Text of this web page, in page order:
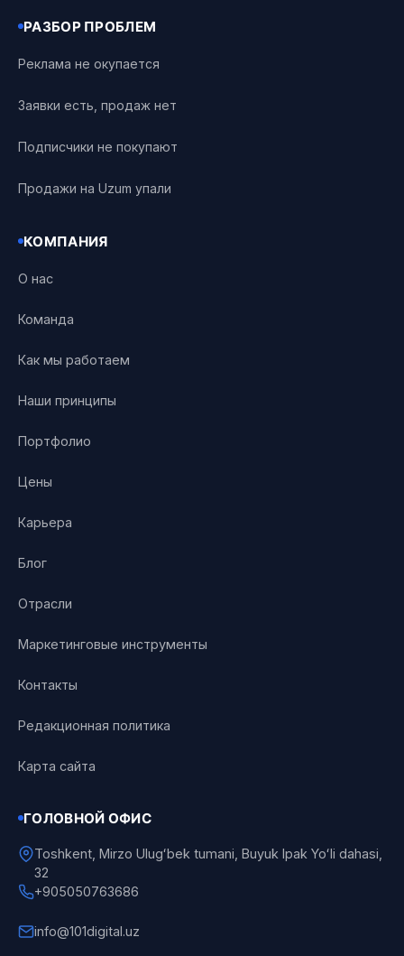
РАЗБОР ПРОБЛЕМ
Реклама не окупается
Заявки есть, продаж нет
Подписчики не покупают
Продажи на Uzum упали
КОМПАНИЯ
О нас
Команда
Как мы работаем
Наши принципы
Портфолио
Цены
Карьера
Блог
Отрасли
Маркетинговые инструменты
Контакты
Редакционная политика
Карта сайта
ГОЛОВНОЙ ОФИС
Toshkent, Mirzo Ulugʻbek tumani, Buyuk Ipak Yoʻli dahasi,
32
+905050763686
info@101digital.uz